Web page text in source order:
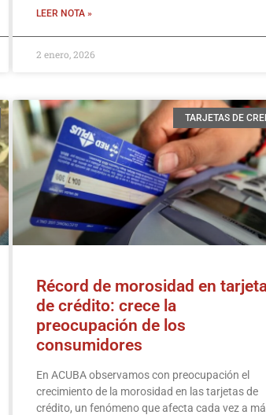
LEER NOTA »
2 enero, 2026
TARJETAS DE
Récord de morosidad en
de crédito: crece la
preocupación de los
consumidores
En ACUBA observamos con preocupación el
crecimiento de la morosidad en las tarjetas de
crédito, un fenómeno que afecta cada vez a